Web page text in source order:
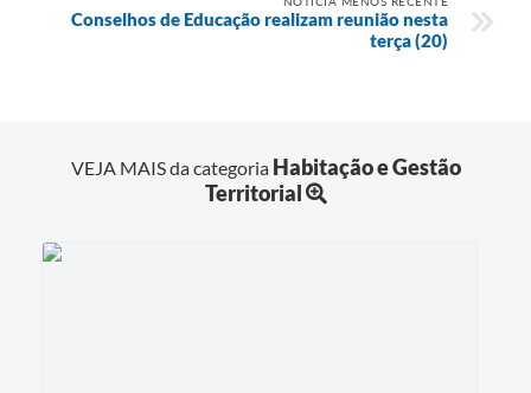
Conselhos de Educação realizam reunião nesta
terça (20)
VEJA MAIS da categoria Habitação e Gestão
Territorial